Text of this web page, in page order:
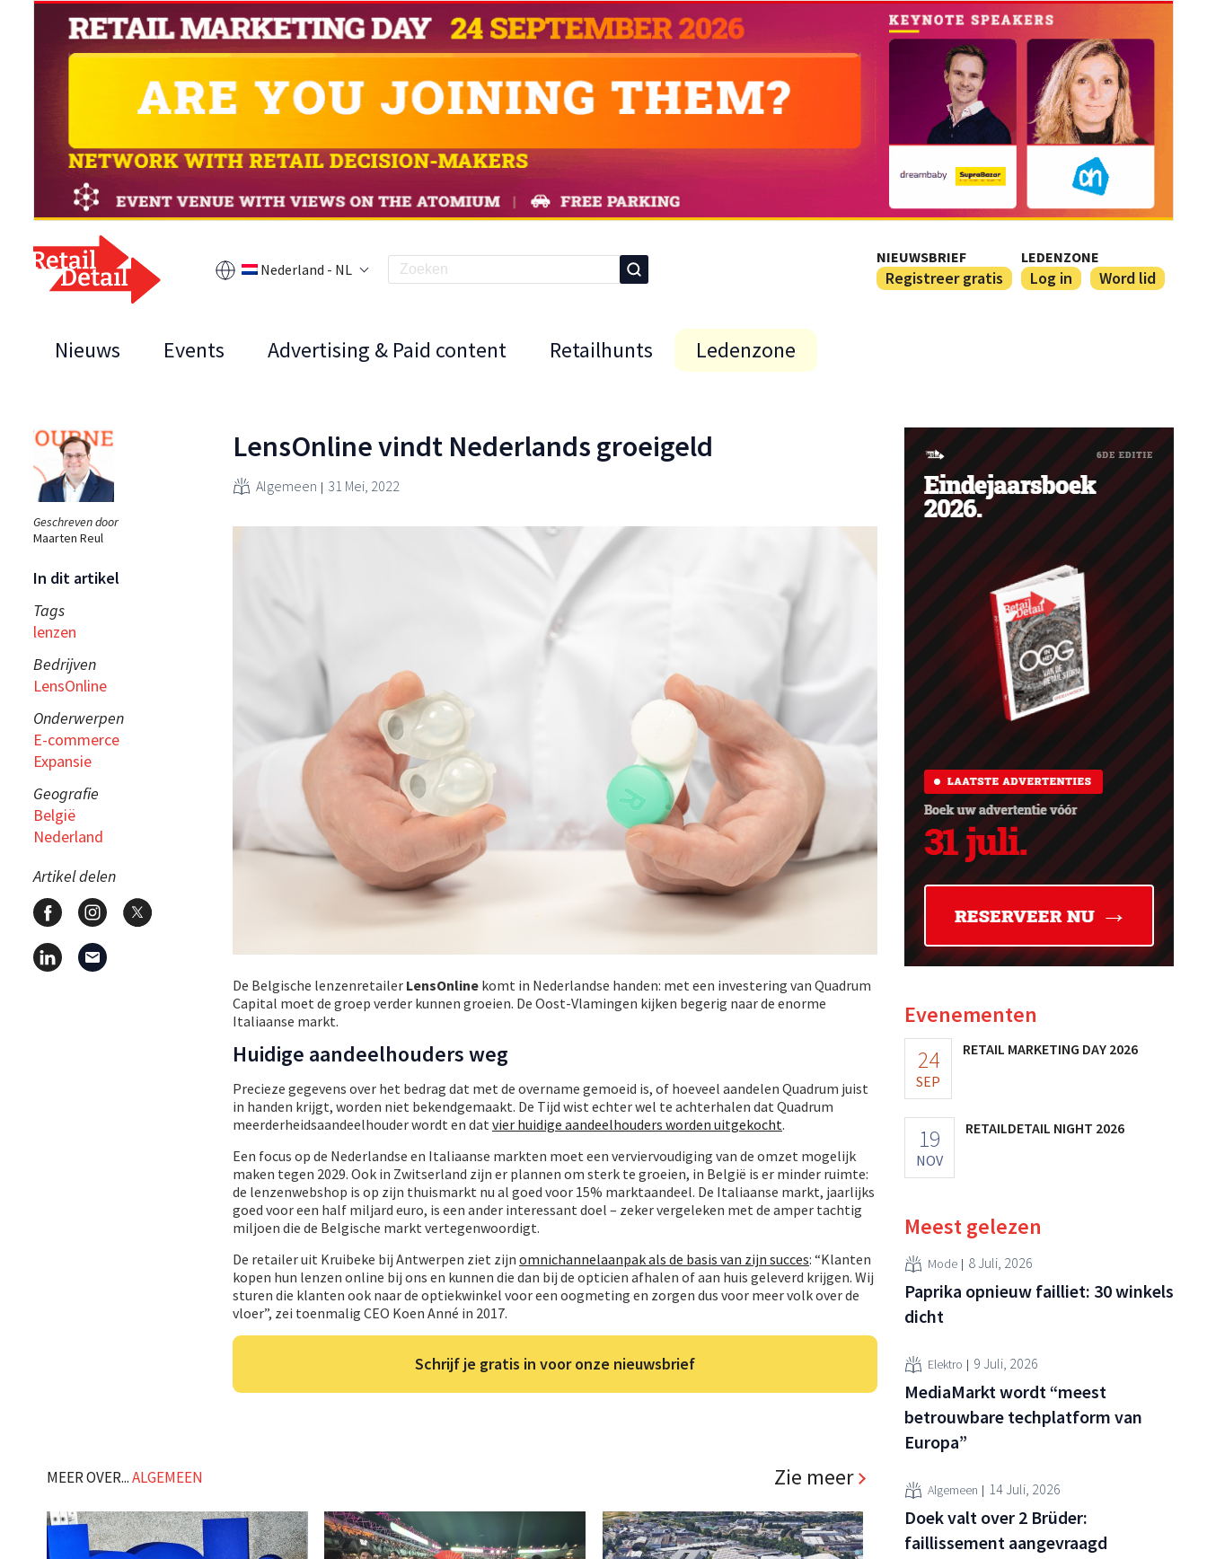
Nederland - NL
NIEUWSBRIEF
Registreer gratis
LEDENZONE
Log in Word lid
Nieuws Events Advertising & Paid content Retailhunts Ledenzone
Geschreven door
Maarten Reul
In dit artikel
Tags
lenzen
Bedrijven
LensOnline
Onderwerpen
E-commerce
Expansie
Geografie
België
Nederland
Artikel delen
LensOnline vindt Nederlands groeigeld
Algemeen 31 Mei, 2022
De Belgische lenzenretailer LensOnline komt in Nederlandse handen: met een investering van Quadrum
Capital moet de groep verder kunnen groeien. De Oost-Vlamingen kijken begerig naar de enorme
Italiaanse markt.
Huidige aandeelhouders weg
Precieze gegevens over het bedrag dat met de overname gemoeid is, of hoeveel aandelen Quadrum juist
in handen krijgt, worden niet bekendgemaakt. De Tijd wist echter wel te achterhalen dat Quadrum
meerderheidsaandeelhouder wordt en datvier huidige aandeelhouders worden uitgekocht.
Een focus op de Nederlandse en Italiaanse markten moet een verviervoudiging van de omzet mogelijk
maken tegen 2029. Ook in Zwitserland zijn er plannen om sterk te groeien, in België is er minder ruimte:
de lenzenwebshop is op zijn thuismarkt nu al goed voor 15% marktaandeel. De Italiaanse markt, jaarlijks
goed voor een half miljard euro, is een ander interessant doel – zeker vergeleken met de amper tachtig
miljoen die de Belgische markt vertegenwoordigt.
De retailer uit Kruibeke bij Antwerpen ziet zijn omnichannelaanpak als de basis van zijn succes: “Klanten
kopen hun lenzen online bij ons en kunnen die dan bij de opticien afhalen of aan huis geleverd krijgen. Wij
sturen die klanten ook naar de optiekwinkel voor een oogmeting en zorgen dus voor meer volk over de
vloer”, zei toenmalig CEO Koen Anné in 2017.
Schrijf je gratis in voor onze nieuwsbrief
MEER OVER...ALGEMEEN Zie meer
Evenementen
24
SEP
RETAIL MARKETING DAY 2026
19
NOV
RETAILDETAIL NIGHT 2026
Meest gelezen
Mode 8 Juli, 2026
Paprika opnieuw failliet: 30 winkels
dicht
Elektro 9 Juli, 2026
MediaMarkt wordt “meest
betrouwbare techplatform van
Europa”
Algemeen 14 Juli, 2026
Doek valt over 2 Brüder:
faillissement aangevraagd